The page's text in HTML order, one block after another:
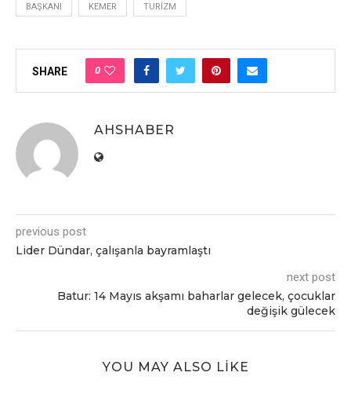
BAŞKANI KEMER TURIZM
SHARE 0
AHSHABER
previous post
Lider Dündar, çalışanla bayramlaştı
next post
Batur: 14 Mayıs akşamı baharlar gelecek, çocuklar
değişik gülecek
YOU MAY ALSO LIKE